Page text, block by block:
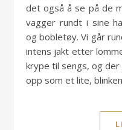
det også å se på de
vagger rundt i sine
og bobletøy. Vi går
intens jakt etter
krype til sengs, og
opp som et lite,